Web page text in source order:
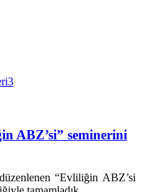
ABZ’si” seminerini
“Evliliğin ABZ’si